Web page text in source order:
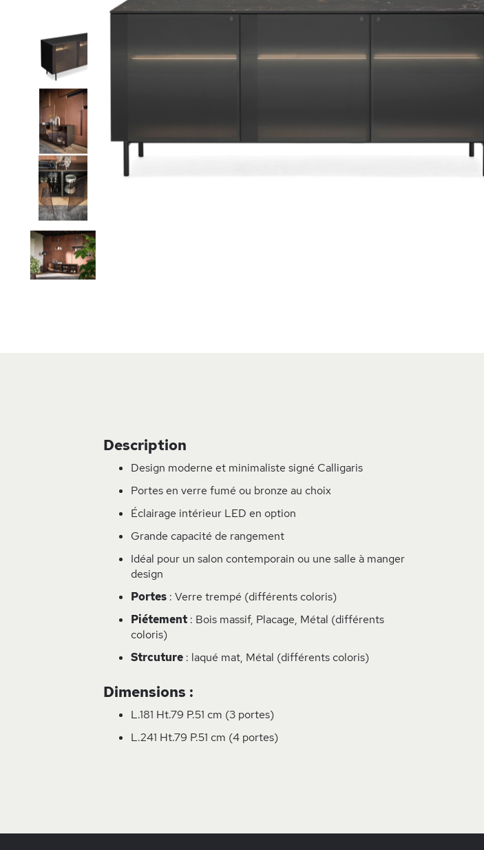
Description
Design moderne et minimaliste signé Calligaris
Portes en verre fumé ou bronze au choix
Éclairage intérieur LED en option
Grande capacité de rangement
Idéal pour un salon contemporain ou une salle à manger
design
Portes : Verre trempé (différents coloris)
Piétement : Bois massif, Placage, Métal (différents
coloris)
Strcuture : laqué mat, Métal (différents coloris)
Dimensions :
L.181 Ht.79 P.51 cm (3 portes)
L.241 Ht.79 P.51 cm (4 portes)